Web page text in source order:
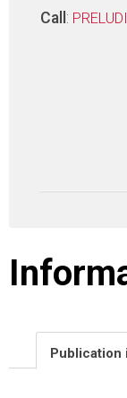
Call :
Publication